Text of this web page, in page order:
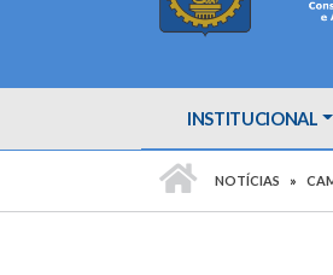
INSTITUCIONAL
PÁGINA INICIAL
NOTÍCIAS